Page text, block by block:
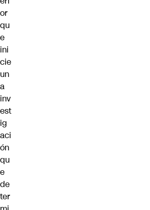
or
qu
e
ini
cie
un
a
inv
est
ig
aci
ón
qu
e
de
ter